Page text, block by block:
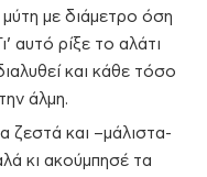
με διάμετρο όση
αυτό ρίξε το αλάτι
και κάθε τόσο
άλμη.
ζεστά και –μάλιστα-
κι ακούμπησέ τα